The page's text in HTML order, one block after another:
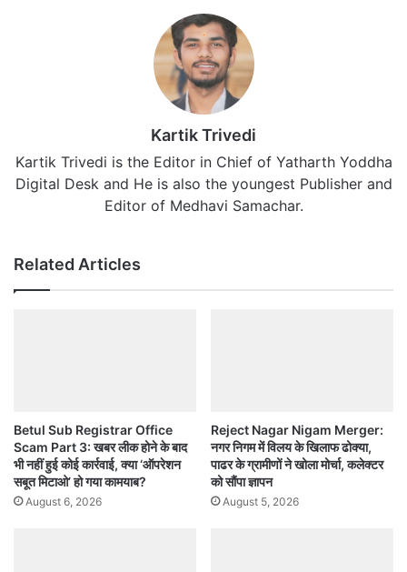
Kartik Trivedi
Kartik Trivedi is the Editor in Chief of Yatharth Yoddha
Digital Desk and He is also the youngest Publisher and
Editor of Medhavi Samachar.
Related Articles
Betul Sub Registrar Office
Scam Part 3: खबर लीक होने के बाद
भी नहीं हुई कोई कार्रवाई, क्या ‘ऑपरेशन
सबूत मिटाओ’ हो गया कामयाब?
August 6, 2026
Reject Nagar Nigam Merger:
नगर निगम में विलय के खिलाफ ढोक्या,
पाढर के ग्रामीणों ने खोला मोर्चा, कलेक्टर
को सौंपा ज्ञापन
August 5, 2026